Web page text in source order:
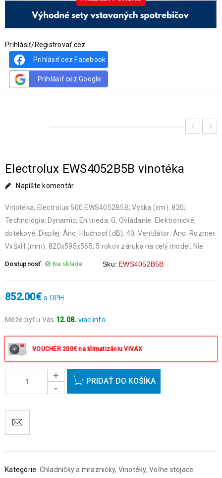
Prihlásiť/Registrovať cez
Prihlásiť cez Facebook
Prihlásiť cez Google
Electrolux EWS4052B5B vinotéka
Napíšte komentár
Vinotéka; Electrolux 500 EWS4052B5B; Výška (cm): 820;
Technológia: Dynamic; En.trieda: G; Ovládanie: Elektronické,
dotekové; Displej: Áno; Hlučnosť (dB): 40; Ventilátor: Áno; Rozmer
VxŠxH (mm): 820x595x565; 5 rokov záruka na celý model: Nie
Dostupnosť: Na sklade Sku: EWS4052B5B
852.00€ s DPH
Môže byť u Vás 12.08. viac info
okrem víkendov a sviatkov.
VOUCHER 200€ na klimatizáciu VIVAX
PRIDAŤ DO KOŠÍKA
Kategórie: Chladničky a mrazničky, Vinotéky, Voľne stojace